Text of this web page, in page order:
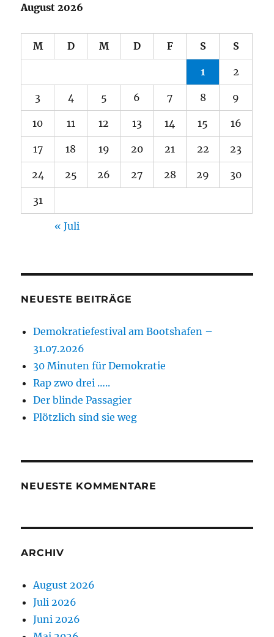
August 2026
M D M D F S S
1 2
3 4 5 6 7 8 9
10 11 12 13 14 15 16
17 18 19 20 21 22 23
24 25 26 27 28 29 30
31
« Juli
NEUESTE BEITRÄGE
Demokratiefestival am Bootshafen –
31.07.2026
30 Minuten für Demokratie
Rap zwo drei …..
Der blinde Passagier
Plötzlich sind sie weg
NEUESTE KOMMENTARE
ARCHIV
August 2026
Juli 2026
Juni 2026